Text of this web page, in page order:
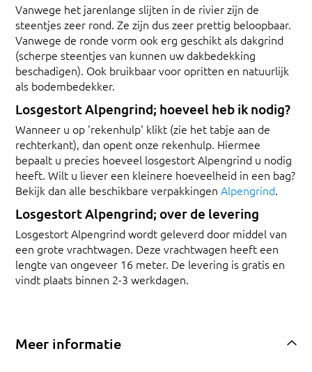
Vanwege het jarenlange slijten in de rivier zijn de
steentjes zeer rond. Ze zijn dus zeer prettig beloopbaar.
Vanwege de ronde vorm ook erg geschikt als dakgrind
(scherpe steentjes van kunnen uw dakbedekking
beschadigen). Ook bruikbaar voor opritten en natuurlijk
als bodembedekker.
Losgestort Alpengrind; hoeveel heb ik nodig?
Wanneer u op 'rekenhulp' klikt (zie het tabje aan de
rechterkant), dan opent onze rekenhulp. Hiermee
bepaalt u precies hoeveel losgestort Alpengrind u nodig
heeft. Wilt u liever een kleinere hoeveelheid in een bag?
Bekijk dan alle beschikbare verpakkingen Alpengrind.
Losgestort Alpengrind; over de levering
Losgestort Alpengrind wordt geleverd door middel van
een grote vrachtwagen. Deze vrachtwagen heeft een
lengte van ongeveer 16 meter. De levering is gratis en
vindt plaats binnen 2-3 werkdagen.
Meer informatie